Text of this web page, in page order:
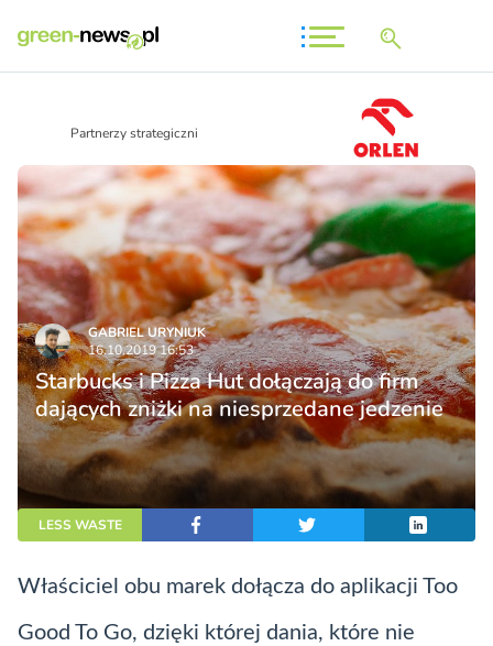
Partnerzy strategiczni
GABRIEL URYNIUK
16.10.2019 16:53
Starbucks i Pizza Hut dołączają do firm
dających zniżki na niesprzedane jedzenie
LESS WASTE
Właściciel obu marek dołącza do aplikacji Too
Good To Go, dzięki której dania, które nie